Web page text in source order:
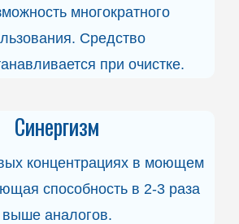
многократного
Средство
при очистке.
Синергизм
концентрациях в моющем
способность в 2-3 раза
выше аналогов.